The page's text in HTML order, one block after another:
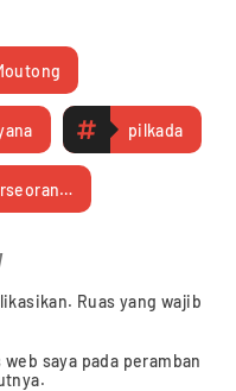
pilkada
Calon perseorangan
Ruas yang wajib
saya pada peramban